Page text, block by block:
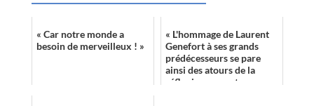
« Car notre monde a
besoin de merveilleux ! »
« L'hommage de Laurent
Genefort à ses grands
prédécesseurs se pare
ainsi des atours de la
réflexion sur notre